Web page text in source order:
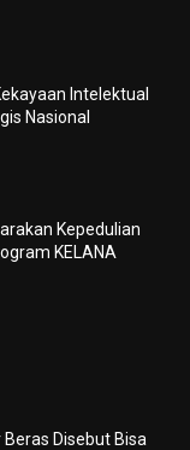
Intelektual
Nasional
Kepedulian
KELANA
Disebut Bisa